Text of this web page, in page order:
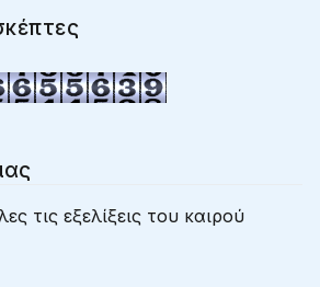
τις εξελίξεις του καιρού